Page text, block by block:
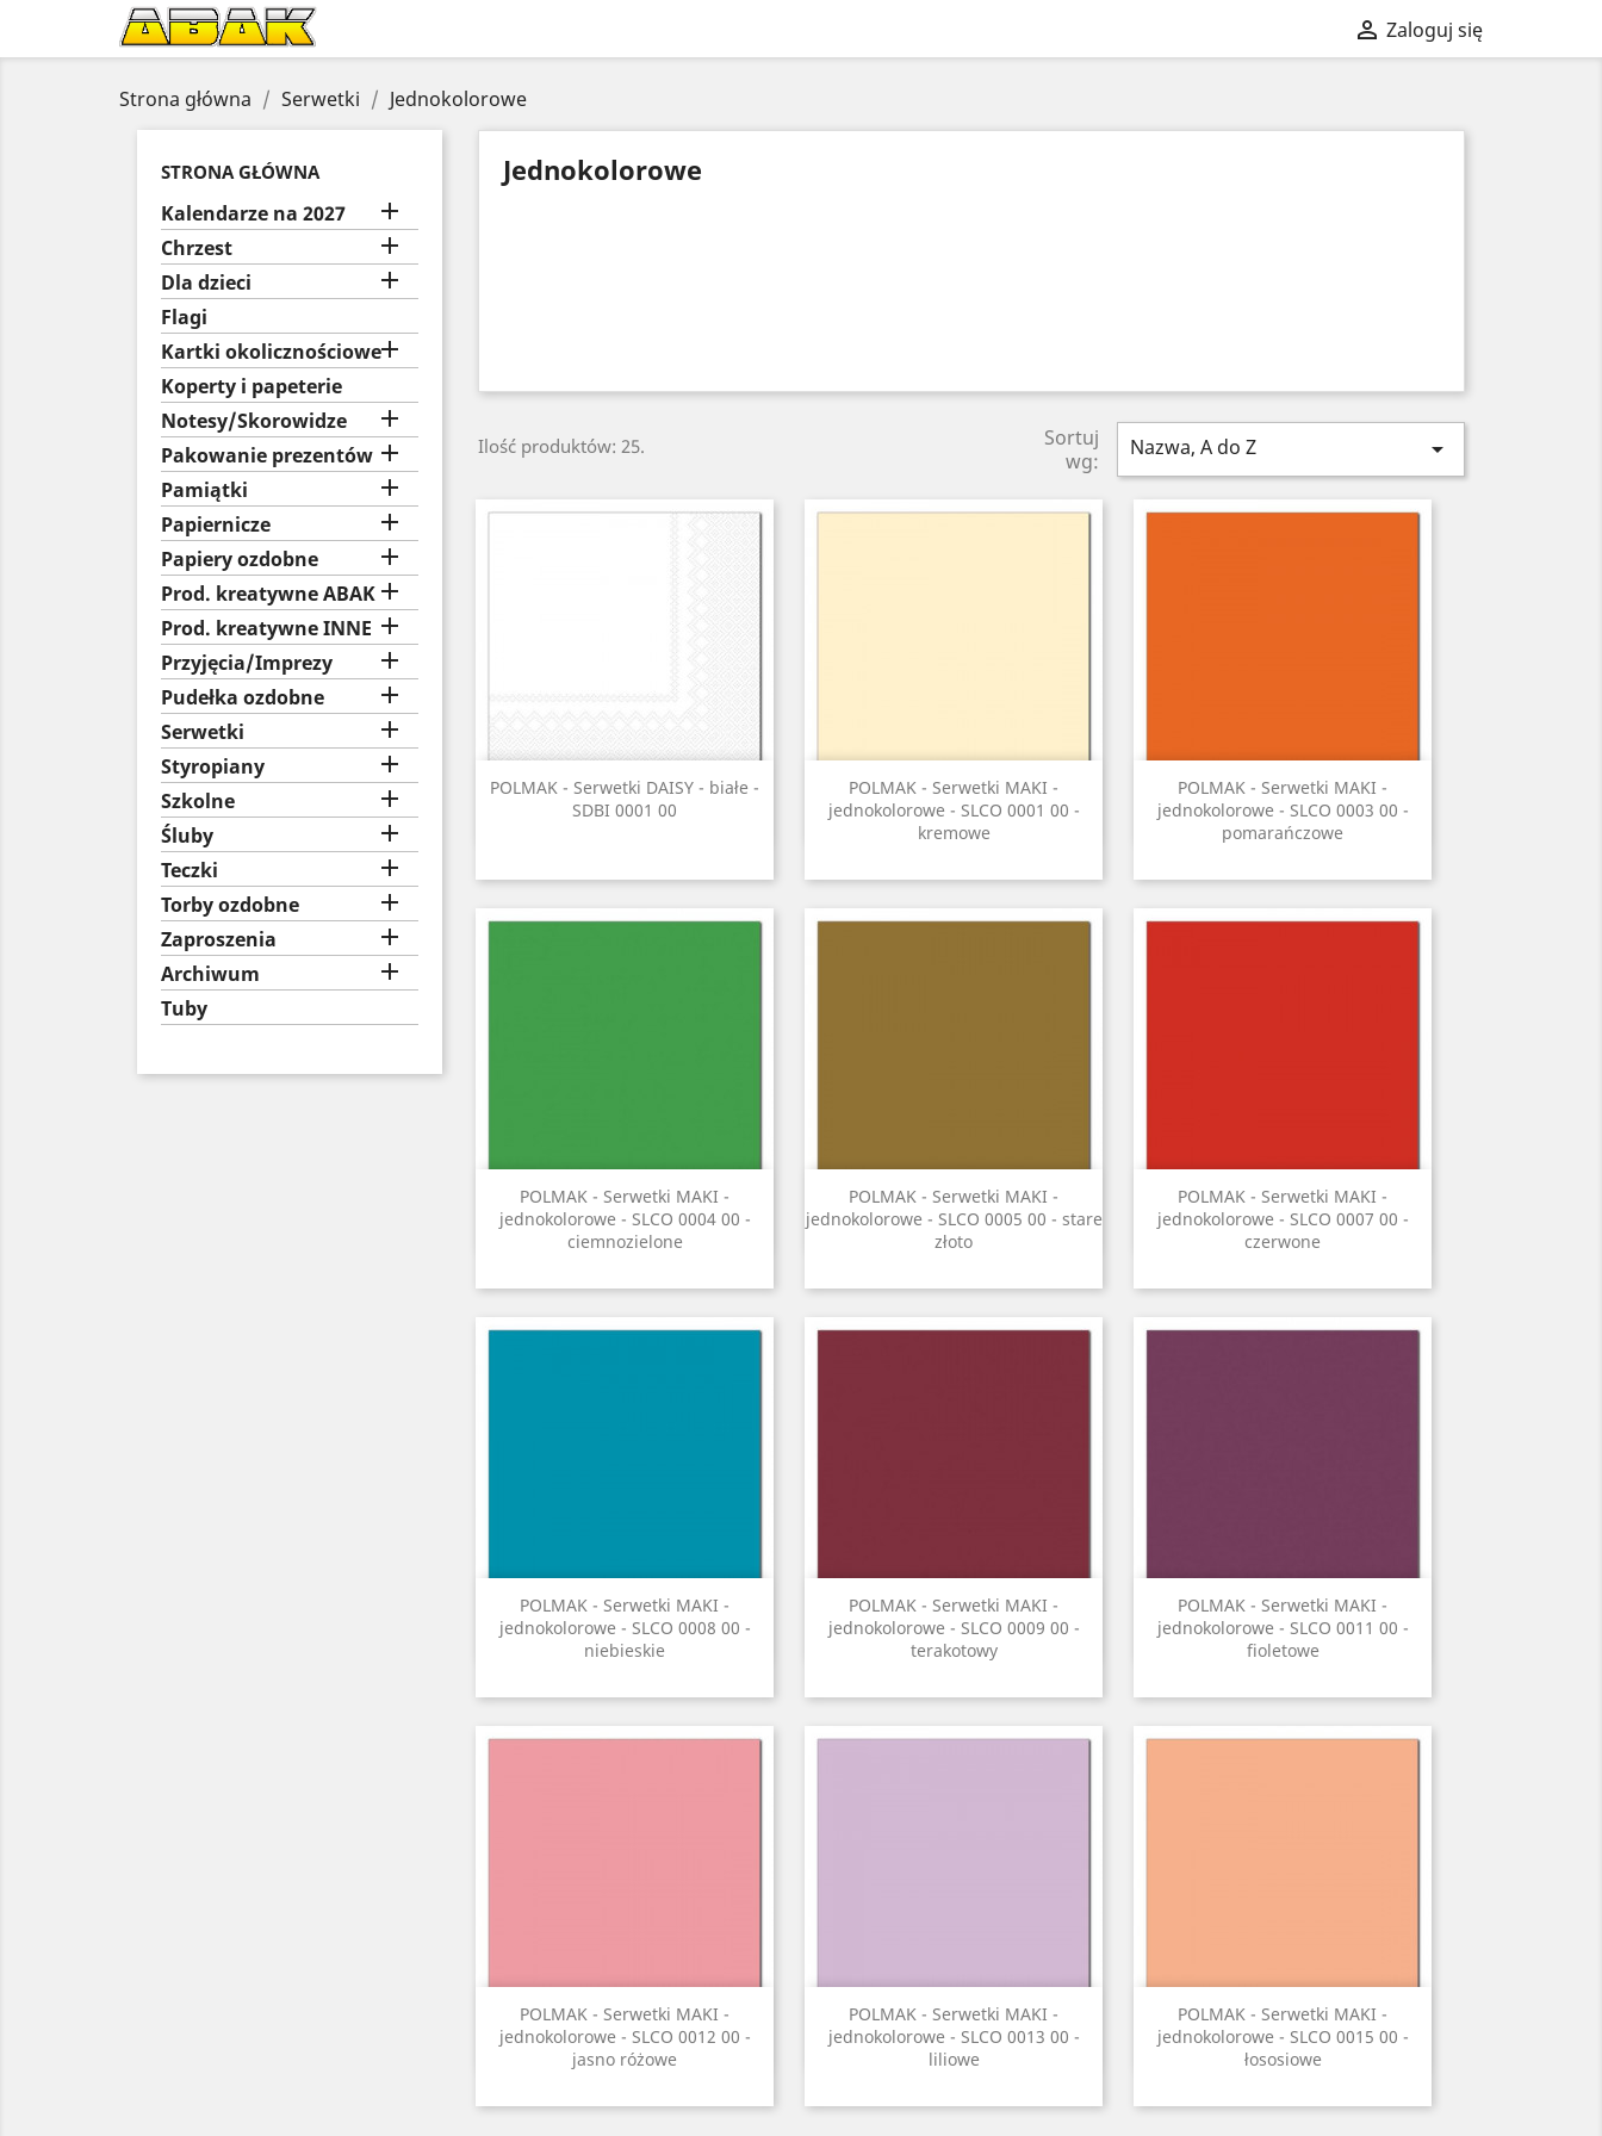
 Zaloguj się
Strona główna Serwetki Jednokolorowe
STRONA GŁÓWNA
Kalendarze na 2027 
Chrzest 
Dla dzieci 
Flagi
Kartki okolicznościowe
Koperty i papeterie
Notesy/Skorowidze

Pakowanie prezentów 
Pamiątki 
Papiernicze 
Papiery ozdobne 
Prod. kreatywne ABAK
Prod. kreatywne INNE 
Przyjęcia/Imprezy 
Pudełka ozdobne 
Serwetki 
Styropiany 
Szkolne 
Śluby 
Teczki 
Torby ozdobne 
Zaproszenia 
Archiwum 
Tuby
Jednokolorowe
Ilość produktów: 25.
Sortuj
wg:
Nazwa, A do Z 
POLMAK - Serwetki DAISY - białe -
SDBI 0001 00
 Szybki podgląd
POLMAK - Serwetki MAKI -
jednokolorowe - SLCO 0001 00 -
kremowe
Szybki podgląd
POLMAK - Serwetki MAKI -
jednokolorowe - SLCO 0003 00 -
pomarańczowe
Szybki podgląd
POLMAK - Serwetki MAKI -
jednokolorowe - SLCO 0004 00 -
ciemnozielone
Szybki podgląd
POLMAK - Serwetki MAKI -
jednokolorowe - SLCO 0005 00 - stare
złoto
Szybki podgląd
POLMAK - Serwetki MAKI -
jednokolorowe - SLCO 0007 00 -
czerwone
Szybki podgląd
POLMAK - Serwetki MAKI -
jednokolorowe - SLCO 0008 00 -
niebieskie
Szybki podgląd
POLMAK - Serwetki MAKI -
jednokolorowe - SLCO 0009 00 -
terakotowy
Szybki podgląd
POLMAK - Serwetki MAKI -
jednokolorowe - SLCO 0011 00 -
fioletowe
Szybki podgląd
POLMAK - Serwetki MAKI -
jednokolorowe - SLCO 0012 00 -
jasno różowe
Szybki podgląd
POLMAK - Serwetki MAKI -
jednokolorowe - SLCO 0013 00 -
liliowe
Szybki podgląd
POLMAK - Serwetki MAKI -
jednokolorowe - SLCO 0015 00 -
łososiowe
Szybki podgląd